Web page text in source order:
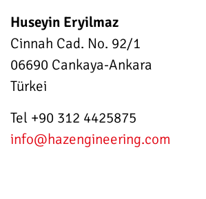
Huseyin Eryilmaz
Cinnah Cad. No. 92/1
06690 Cankaya-Ankara
Türkei
Tel +90 312 4425875
info@hazengineering.com